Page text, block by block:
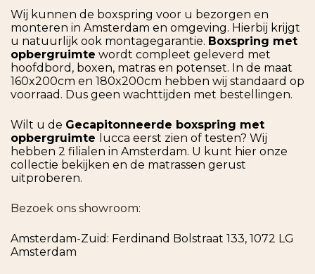
Wij kunnen de boxspring voor u bezorgen en
monteren in Amsterdam en omgeving. Hierbij krijgt
u natuurlijk ook montagegarantie. Boxspring met
opbergruimte wordt compleet geleverd met
hoofdbord, boxen, matras en potenset. In de maat
160x200cm en 180x200cm hebben wij standaard op
voorraad. Dus geen wachttijden met bestellingen.
Wilt u de Gecapitonneerde boxspring met
opbergruimte
lucca eerst zien of testen? Wij
hebben 2 filialen in Amsterdam. U kunt hier onze
collectie bekijken en de matrassen gerust
uitproberen.
Bezoek ons showroom:
Amsterdam-Zuid: Ferdinand Bolstraat 133, 1072 LG
Amsterdam